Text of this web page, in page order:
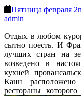
Пятница февраля
admin
Отдых в любом
сытно поесть. И
лучших стран на
возведено в
кухней
Канн
рестораны